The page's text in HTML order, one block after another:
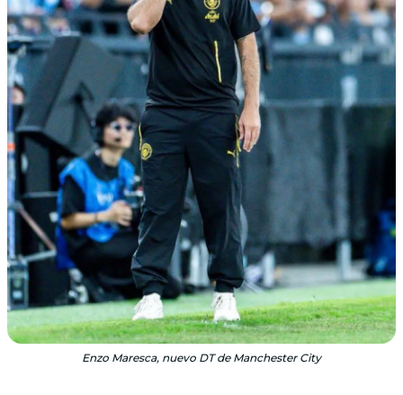
Enzo Maresca, nuevo DT de Manchester City